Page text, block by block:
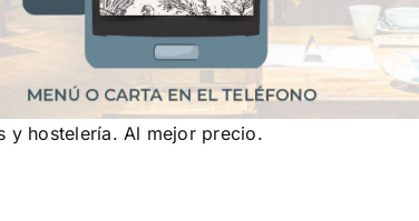
y hostelería. Al mejor precio.